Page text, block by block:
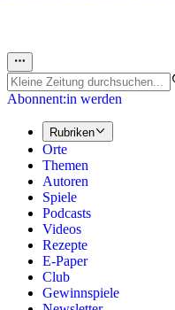
Abonnent:in werden
Rubriken
Orte
Themen
Autoren
Spiele
Podcasts
Videos
Rezepte
E-Paper
Club
Gewinnspiele